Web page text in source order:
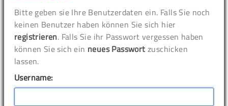
Bitte geben sie Ihre Benutzerdaten ein. Falls Sie noch
keinen Benutzer haben können Sie sich hier
registrieren. Falls Sie ihr Passwort vergessen haben
können Sie sich ein neues Passwort zuschicken
lassen.
Username: